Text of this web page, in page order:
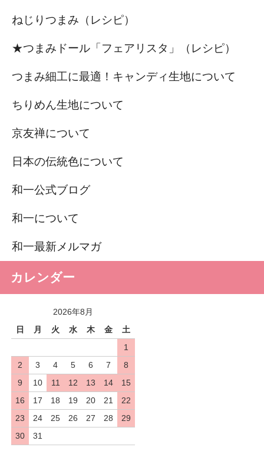
ねじりつまみ（レシピ）
★つまみドール「フェアリスタ」（レシピ）
つまみ細工に最適！キャンディ生地について
ちりめん生地について
京友禅について
日本の伝統色について
和一公式ブログ
和一について
和一最新メルマガ
カレンダー
2026年8月
日
月 火 水 木 金
土
1
2
3 4 5 6 7
8
9
10 11 12 13 14
15
16
17 18 19 20 21
22
23
24 25 26 27 28
29
30
31